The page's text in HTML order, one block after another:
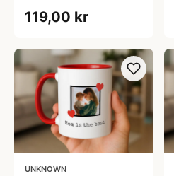
119,00 kr
UNKNOWN